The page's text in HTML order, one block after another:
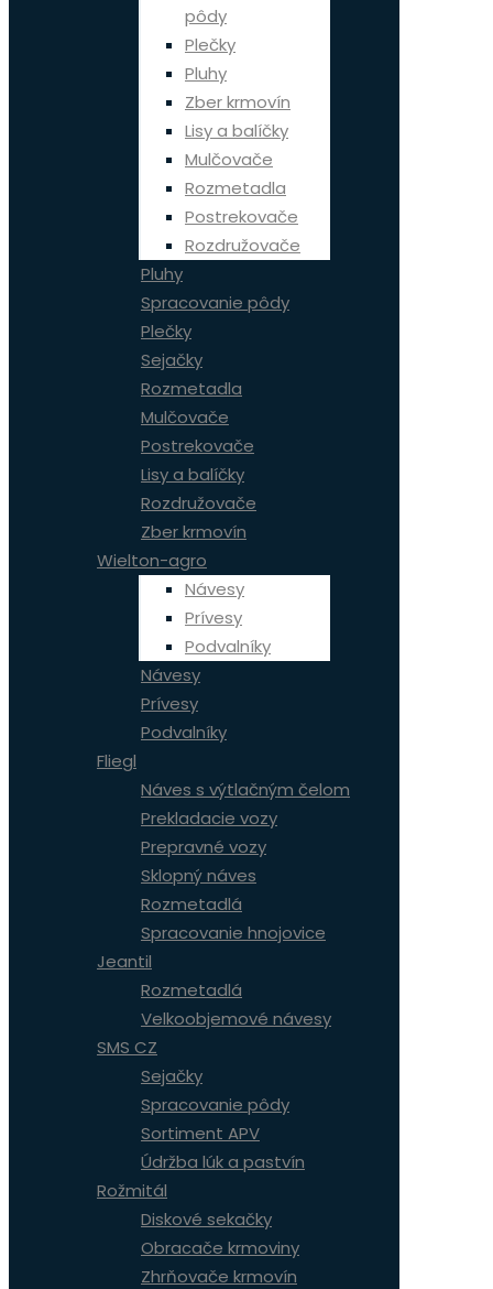
pôdy
Plečky
Pluhy
Zber krmovín
Lisy a balíčky
Mulčovače
Rozmetadla
Postrekovače
Rozdružovače
Pluhy
Spracovanie pôdy
Plečky
Sejačky
Rozmetadla
Mulčovače
Postrekovače
Lisy a balíčky
Rozdružovače
Zber krmovín
Wielton-agro
Návesy
Prívesy
Podvalníky
Návesy
Prívesy
Podvalníky
Fliegl
Náves s výtlačným čelom
Prekladacie vozy
Prepravné vozy
Sklopný náves
Rozmetadlá
Spracovanie hnojovice
Jeantil
Rozmetadlá
Velkoobjemové návesy
SMS CZ
Sejačky
Spracovanie pôdy
Sortiment APV
Údržba lúk a pastvín
Rožmitál
Diskové sekačky
Obracače krmoviny
Zhrňovače krmovín